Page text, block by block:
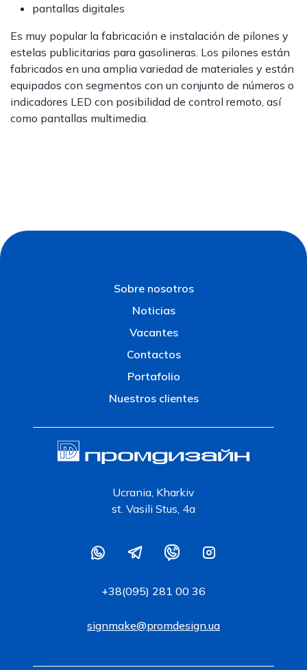
pantallas digitales
Es muy popular la fabricación e instalación de pilones y
estelas publicitarias para gasolineras. Los pilones están
fabricados en una amplia variedad de materiales y están
equipados con segmentos con un conjunto de números o
indicadores LED con posibilidad de control remoto, así
como pantallas multimedia.
Sobre nosotros
Noticias
Vacantes
Contactos
Portafolio
Nuestros clientes
Ucrania, Kharkiv
st. Vasili Stus, 4a
+38(095) 281 00 36
signmake@promdesign.ua